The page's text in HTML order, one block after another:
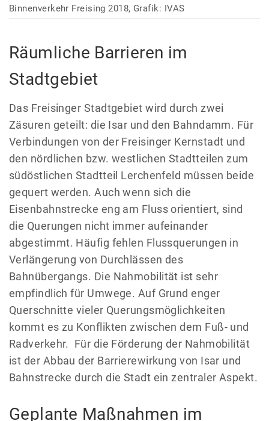
Binnenverkehr Freising 2018, Grafik: IVAS
Räumliche Barrieren im
Stadtgebiet
Das Freisinger Stadtgebiet wird durch zwei
Zäsuren geteilt: die Isar und den Bahndamm. Für
Verbindungen von der Freisinger Kernstadt und
den nördlichen bzw. westlichen Stadtteilen zum
südöstlichen Stadtteil Lerchenfeld müssen beide
gequert werden. Auch wenn sich die
Eisenbahnstrecke eng am Fluss orientiert, sind
die Querungen nicht immer aufeinander
abgestimmt. Häufig fehlen Flussquerungen in
Verlängerung von Durchlässen des
Bahnübergangs. Die Nahmobilität ist sehr
empfindlich für Umwege. Auf Grund enger
Querschnitte vieler Querungsmöglichkeiten
kommt es zu Konflikten zwischen dem Fuß- und
Radverkehr. Für die Förderung der Nahmobilität
ist der Abbau der Barrierewirkung von Isar und
Bahnstrecke durch die Stadt ein zentraler Aspekt.
Geplante Maßnahmen im